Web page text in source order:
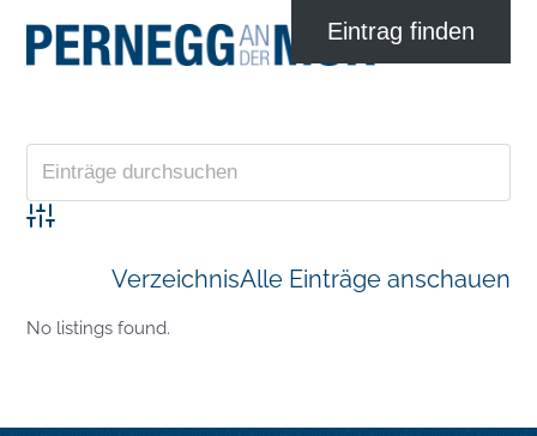
Advanced Search
VerzeichnisAlle Einträge anschauen
No listings found.